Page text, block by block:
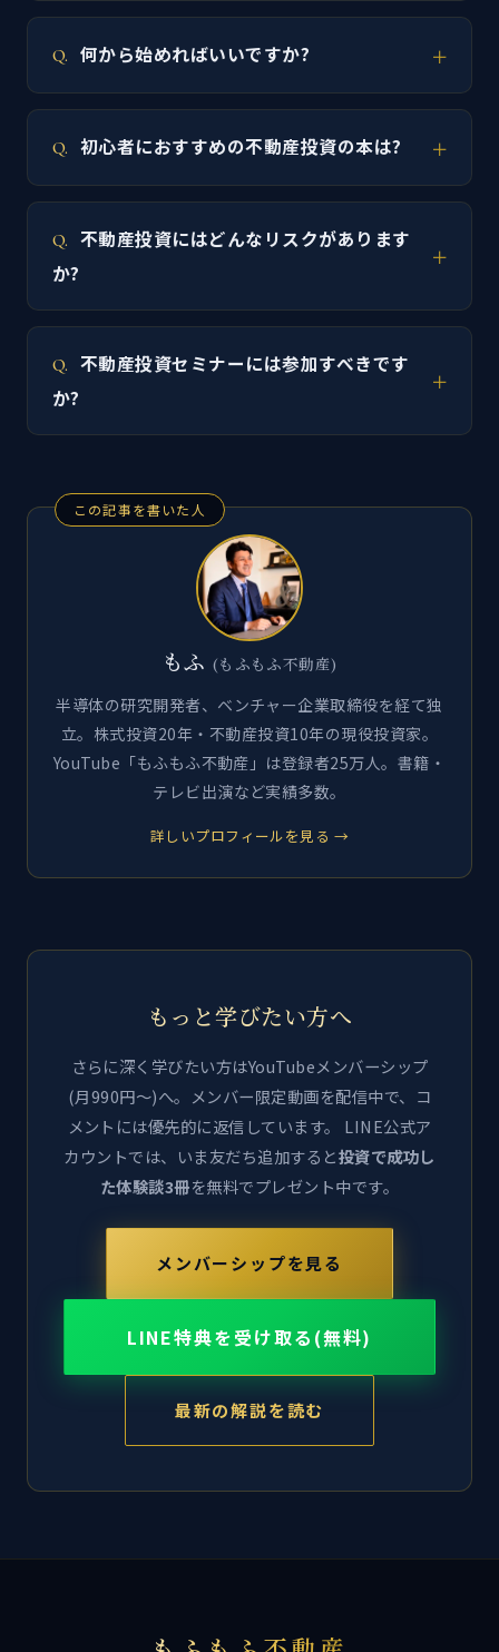
何から始めればいいですか?
初心者におすすめの不動産投資の本は?
不動産投資にはどんなリスクがあります
か?
不動産投資セミナーには参加すべきです
か?
この記事を書いた人
もふ (もふもふ不動産)
半導体の研究開発者、ベンチャー企業取締役を経て独
立。株式投資20年・不動産投資10年の現役投資家。
YouTube「もふもふ不動産」は登録者25万人。書籍・
テレビ出演など実績多数。
詳しいプロフィールを見る →
もっと学びたい方へ
さらに深く学びたい方はYouTubeメンバーシップ
(月990円〜)へ。メンバー限定動画を配信中で、コ
メントには優先的に返信しています。 LINE公式ア
カウントでは、いま友だち追加すると投資で成功し
た体験談3冊を無料でプレゼント中です。
メンバーシップを見る
LINE特典を受け取る(無料)
最新の解説を読む